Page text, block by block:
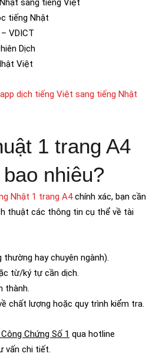
sang tiếng Việt
tiếng Nhật
VDICT
Dịch
Việt
dịch tiếng Việt sang tiếng Nhật
1 trang A4
nhiêu?
Nhật 1 trang A4chính xác, bạn cần
thuật các thông tin cụ thể về tài
hay chuyên ngành).
từ/ký tự cần dịch.
thành.
chất lượng hoặc quy trình kiểm tra.
Chứng Số 1 qua hotline
vấn chi tiết.